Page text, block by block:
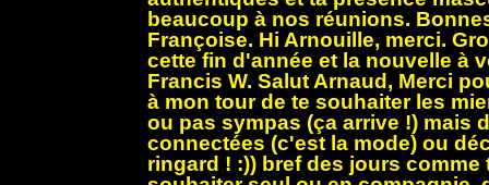
beaucoup à nos réunions.
Françoise. Hi Arnouille, merci.
cette fin d'année et la nouvelle à
Francis W. Salut Arnaud, Merci
à mon tour de te souhaiter les
ou pas sympas (ça arrive !) mais
connectées (c'est la mode) ou
ringard ! :)) bref des jours comme